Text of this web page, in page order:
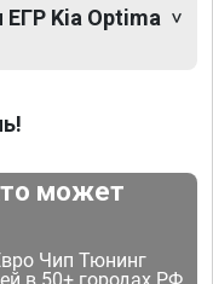
Kia Optima
может
Чип Тюнинг